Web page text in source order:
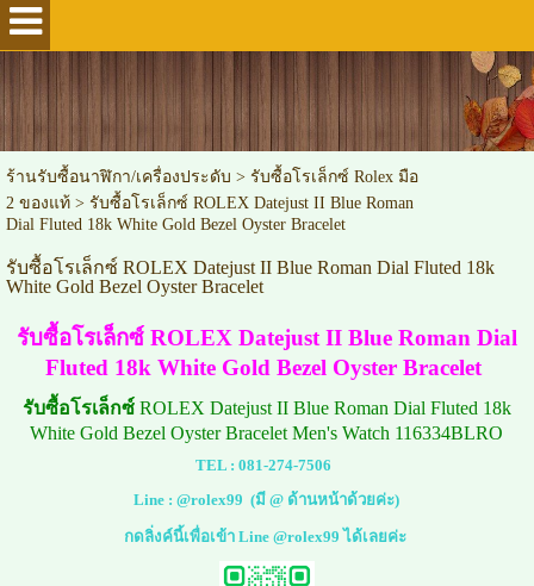
ร้านรับซื้อนาฬิกา/เครื่องประดับ > รับซื้อโรเล็กซ์ Rolex มือ
2 ของแท้> รับซื้อโรเล็กซ์ ROLEX Datejust II Blue Roman
Dial Fluted 18k White Gold Bezel Oyster Bracelet
รับซื้อโรเล็กซ์ ROLEX Datejust II Blue Roman Dial Fluted 18k
White Gold Bezel Oyster Bracelet
รับซื้อโรเล็กซ์ ROLEX Datejust II Blue Roman Dial
Fluted 18k White Gold Bezel Oyster Bracelet
รับซื้อโรเล็กซ์ROLEX Datejust II Blue Roman Dial Fluted 18k
White Gold Bezel Oyster Bracelet Men's Watch 116334BLRO
TEL : 081-274-7506
Line :@rolex99 (มี @ ด้านหน้าด้วยค่ะ)
กดลิ่งค์นี้เพื่อเข้า Line @rolex99 ได้เลยค่ะ